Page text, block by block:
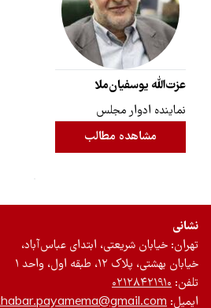
عزت‌الله یوسفیان‌ملا
نماینده ادوار مجلس
مشاهده مطالب
نشانی
تهران: خیابان شریعتی، ابتدای عباس‌آباد،
خیابان بهشتی، پلاک ۱۲، طبقه اول، واحد ۱
تلفن: ۰۲۱۲۸۴۲۱۹۱۰
ایمیل: